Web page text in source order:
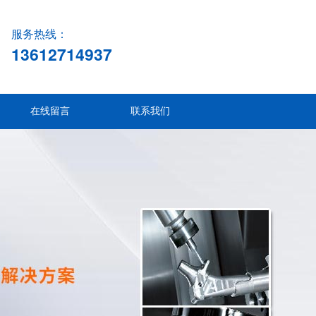
服务热线：
13612714937
在线留言 联系我们